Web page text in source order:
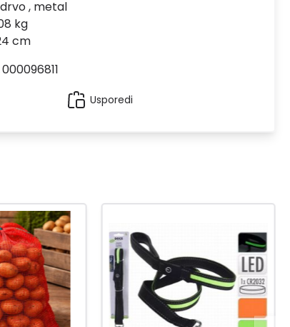
drvo , metal
kg
cm
000096811
Usporedi
-20%